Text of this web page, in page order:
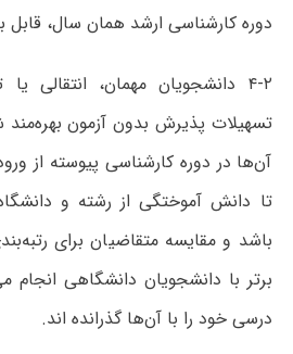
دوره کارشناسی ارشد همان سال،
۴-۲ دانشجویان مهمان، انتقالی
تسهیلات پذیرش بدون آزمون
آن‌ها در دوره کارشناسی پیوسته از
باشد و مقایسه متقاضیان برای
برتر با دانشجویان دانشگاهی
درسی خود را با آن‌ها گذرانده اند.